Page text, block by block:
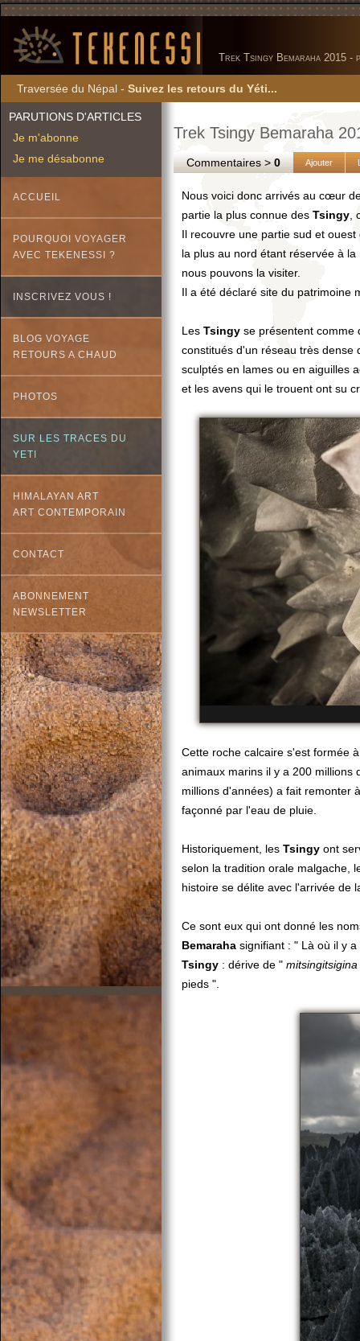
Trek Tsingy Bemaraha 2015
Traversée du Népal - Suivez les retours du Yéti...
PARUTIONS D'ARTICLES
Je m'abonne
Je me désabonne
ACCUEIL
POURQUOI VOYAGER
AVEC TEKENESSI ?
INSCRIVEZ VOUS !
BLOG VOYAGE
RETOURS A CHAUD
PHOTOS
SUR LES TRACES DU
YETI
HIMALAYAN ART
ART CONTEMPORAIN
CONTACT
ABONNEMENT
NEWSLETTER
Trek Tsingy Bemaraha
Commentaires >0 Ajouter
Nous voici donc arrivés au cœur
partie la plus connue des Tsingy
Il recouvre une partie sud et
la plus au nord étant réservée à
nous pouvons la visiter.
Il a été déclaré site du patrimoine
Les Tsingy se présentent comme
constitués d'un réseau très dense
sculptés en lames ou en aiguilles
et les avens qui le trouent ont su
Cette roche calcaire s'est formée
animaux marins il y a 200 millions
millions d'années) a fait remonter
façonné par l'eau de pluie.
Historiquement, les Tsingy ont
selon la tradition orale malgache,
histoire se délite avec l'arrivée de
Ce sont eux qui ont donné les
Bemaraha signifiant : " Là où il y
Tsingy : dérive de " mitsingitsigina
pieds ".